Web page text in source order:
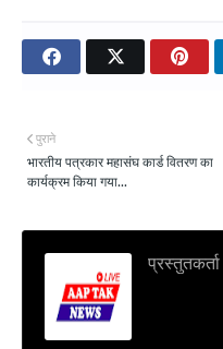
पुराने
भारतीय पत्रकार महासंघ कार्ड वितरण का
कार्यक्रम किया गया...
प्रस्तुतकर्ता